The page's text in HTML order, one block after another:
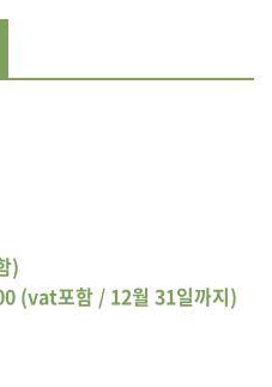
)
(vat포함 / 12월 31일까지)